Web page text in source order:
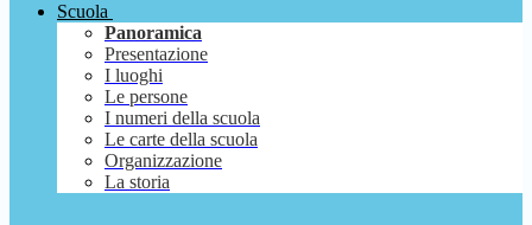
Scuola
Panoramica
Presentazione
I luoghi
Le persone
I numeri della scuola
Le carte della scuola
Organizzazione
La storia